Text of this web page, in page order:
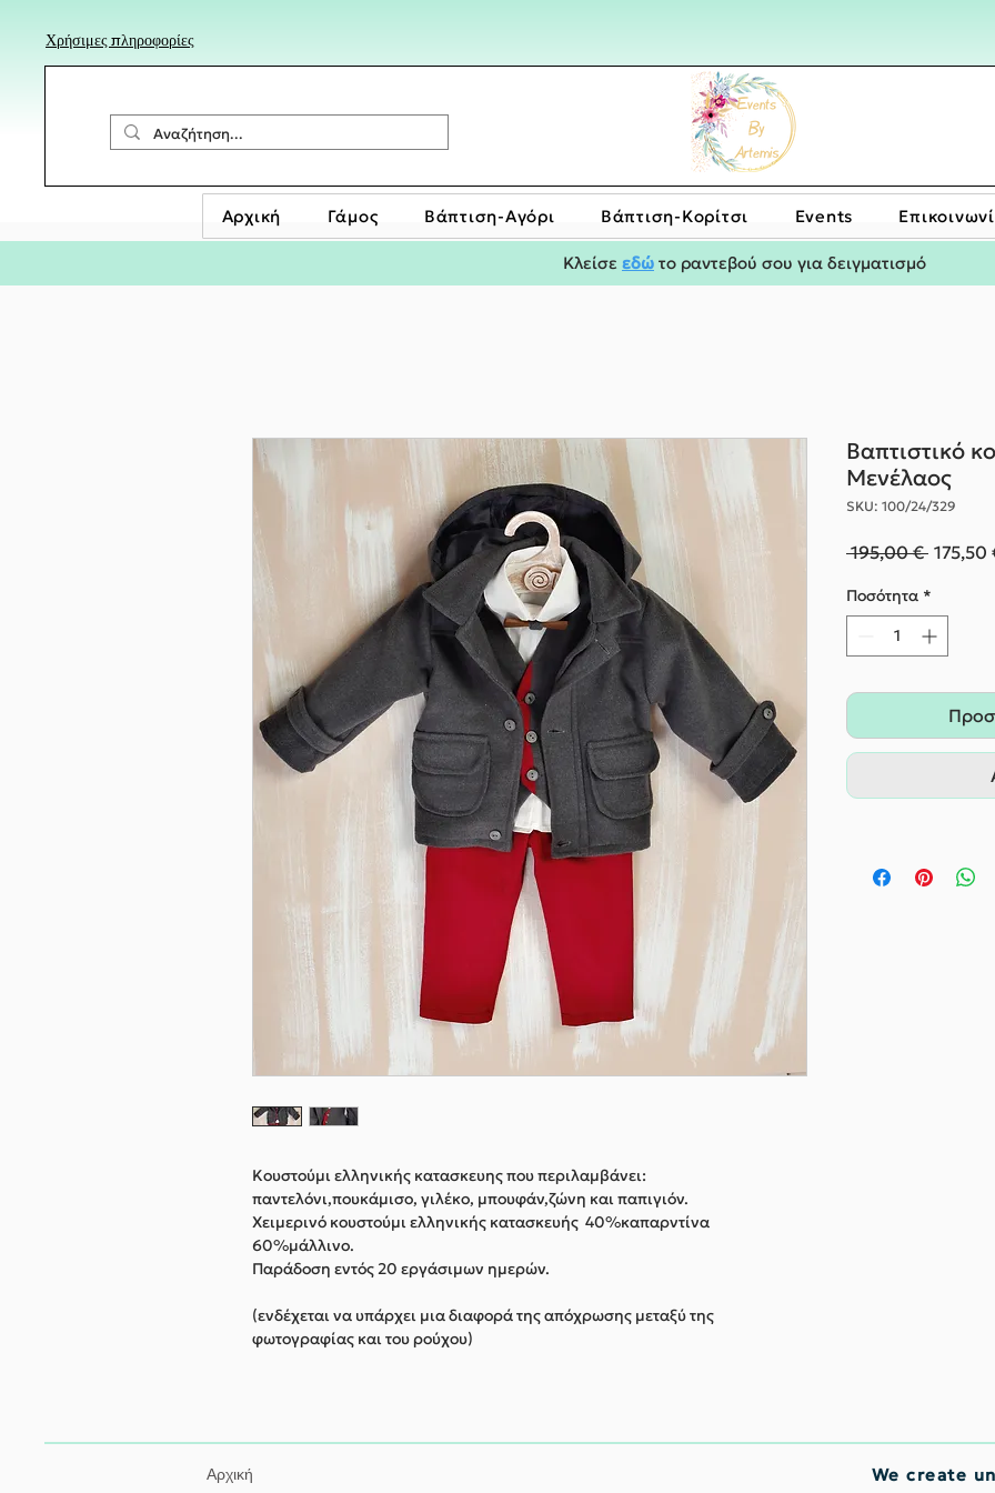
Χρήσιμες πληροφορίες
Αρχική Γάμος Βάπτιση-Αγόρι Bάπτιση-Κορίτσι Events
Κλείσε εδώ το ραντεβού σου για δειγματισμό
Κουστούμι ελληνικής κατασκευης που περιλαμβάνει:
παντελόνι,πουκάμισο, γιλέκο, μπουφάν,ζώνη και παπιγιόν.
Χειμερινό κουστούμι ελληνικής κατασκευής 40%καπαρντίνα
60%μάλλινο.
Παράδοση εντός 20 εργάσιμων ημερών.
(ενδέχεται να υπάρχει μια διαφορά της απόχρωσης μεταξύ της
φωτογραφίας και του ρούχου)
Βαπτιστικό
Μενέλαος
SKU: 100/24/329
195,00 € 175,50
Ποσότητα *
Αρχική
We create